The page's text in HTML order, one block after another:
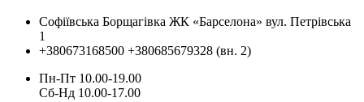
Софіївська Борщагівка ЖК «Барселона» вул. Петрівська
1
+380673168500 +380685679328 (вн. 2)
Пн-Пт 10.00-19.00
Cб-Нд 10.00-17.00